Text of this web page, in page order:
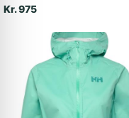
Kr. 975